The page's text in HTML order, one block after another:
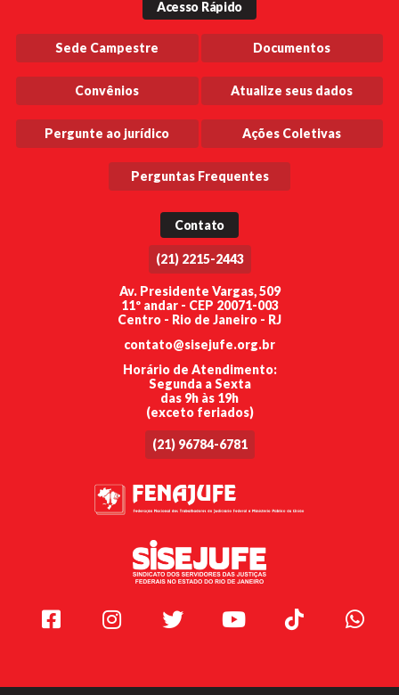
Acesso Rápido
Sede Campestre Documentos
Convênios Atualize seus dados
Pergunte ao jurídico Ações Coletivas
Perguntas Frequentes
Contato
(21) 2215-2443
Av. Presidente Vargas, 509
11º andar - CEP 20071-003
Centro - Rio de Janeiro - RJ
contato@sisejufe.org.br
Horário de Atendimento:
Segunda a Sexta
das 9h às 19h
(exceto feriados)
(21) 96784-6781
Facebook Instagram Twitter Youtube TikTok